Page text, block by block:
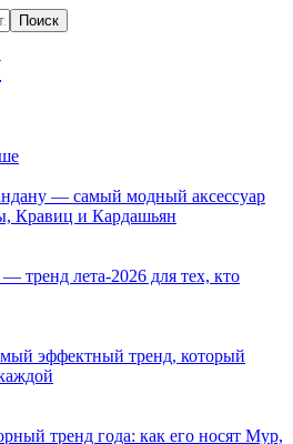
— самый модный аксессуар
Кравиц и Кардашьян
тренд лета-2026 для тех, кто
эффектный тренд, который
тренд года: как его носят Мур,